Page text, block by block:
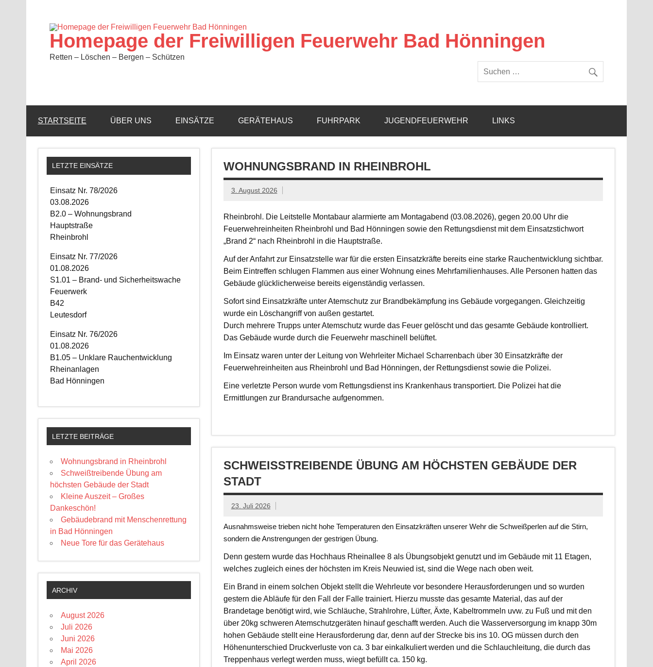
Homepage der Freiwilligen Feuerwehr Bad Hönningen
Retten – Löschen – Bergen – Schützen
STARTSEITE ÜBER UNS EINSÄTZE GERÄTEHAUS FUHRPARK JUGENDFEUERWEHR LINKS
WOHNUNGSBRAND IN RHEINBROHL
3. August 2026
Rheinbrohl. Die Leitstelle Montabaur alarmierte am Montagabend (03.08.2026), gegen 20.00 Uhr die
Feuerwehreinheiten Rheinbrohl und Bad Hönningen sowie den Rettungsdienst mit dem Einsatzstichwort
„Brand 2“ nach Rheinbrohl in die Hauptstraße.
Auf der Anfahrt zur Einsatzstelle war für die ersten Einsatzkräfte bereits eine starke Rauchentwicklung sichtbar.
Beim Eintreffen schlugen Flammen aus einer Wohnung eines Mehrfamilienhauses. Alle Personen hatten das
Gebäude glücklicherweise bereits eigenständig verlassen.
Sofort sind Einsatzkräfte unter Atemschutz zur Brandbekämpfung ins Gebäude vorgegangen. Gleichzeitig
wurde ein Löschangriff von außen gestartet.
Durch mehrere Trupps unter Atemschutz wurde das Feuer gelöscht und das gesamte Gebäude kontrolliert.
Das Gebäude wurde durch die Feuerwehr maschinell belüftet.
Im Einsatz waren unter der Leitung von Wehrleiter Michael Scharrenbach über 30 Einsatzkräfte der
Feuerwehreinheiten aus Rheinbrohl und Bad Hönningen, der Rettungsdienst sowie die Polizei.
Eine verletzte Person wurde vom Rettungsdienst ins Krankenhaus transportiert. Die Polizei hat die
Ermittlungen zur Brandursache aufgenommen.
SCHWEISSTREIBENDE ÜBUNG AM HÖCHSTEN GEBÄUDE DER S
TADT
23. Juli 2026
Ausnahmsweise trieben nicht hohe Temperaturen den Einsatzkräften unserer Wehr die Schweißperlen auf die Stirn,
sondern die Anstrengungen der gestrigen Übung.
Denn gestern wurde das Hochhaus Rheinallee 8 als Übungsobjekt genutzt und im Gebäude mit 11 Etagen,
welches zugleich eines der höchsten im Kreis Neuwied ist, sind die Wege nach oben weit.
Ein Brand in einem solchen Objekt stellt die Wehrleute vor besondere Herausforderungen und so wurden
gestern die Abläufe für den Fall der Falle trainiert. Hierzu musste das gesamte Material, das auf der
Brandetage benötigt wird, wie Schläuche, Strahlrohre, Lüfter, Äxte, Kabeltrommeln uvw. zu Fuß und mit den
über 20kg schweren Atemschutzgeräten hinauf geschafft werden. Auch die Wasserversorgung im knapp 30m
hohen Gebäude stellt eine Herausforderung dar, denn auf der Strecke bis ins 10. OG müssen durch den
Höhenunterschied Druckverluste von ca. 3 bar einkalkuliert werden und die Schlauchleitung, die durch das
Treppenhaus verlegt werden muss, wiegt befüllt ca. 150 kg.
LETZTE EINSÄTZE
Einsatz Nr. 78/2026
03.08.2026
B2.0 – Wohnungsbrand
Hauptstraße
Rheinbrohl
Einsatz Nr. 77/2026
01.08.2026
S1.01 – Brand- und Sicherheitswache
Feuerwerk
B42
Leutesdorf
Einsatz Nr. 76/2026
01.08.2026
B1.05 – Unklare Rauchentwicklung
Rheinanlagen
Bad Hönningen
LETZTE BEITRÄGE
Wohnungsbrand in Rheinbrohl
Schweißtreibende Übung am
höchsten Gebäude der Stadt
Kleine Auszeit – Großes
Dankeschön!
Gebäudebrand mit Menschenrettung
in Bad Hönningen
Neue Tore für das Gerätehaus
ARCHIV
August 2026
Juli 2026
Juni 2026
Mai 2026
April 2026